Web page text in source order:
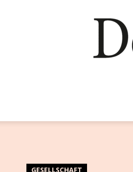
GESELLSCHAFT